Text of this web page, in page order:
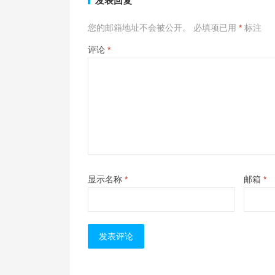
您的邮箱地址不会被公开。 必填项已用 * 标注
评论 *
显示名称 * 邮箱 *